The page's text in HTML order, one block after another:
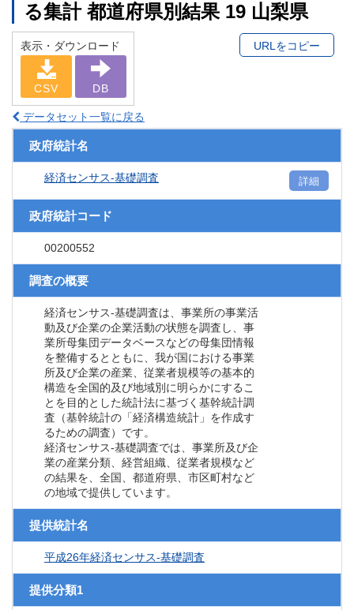
る集計 都道府県別結果 19 山梨県
表示・ダウンロード
CSV DB
URLをコピー
データセット一覧に戻る
政府統計名
経済センサス‐基礎調査 詳細
政府統計コード
00200552
調査の概要
経済センサス‐基礎調査は、事業所の事業活
動及び企業の企業活動の状態を調査し、事
業所母集団データベースなどの母集団情報
を整備するとともに、我が国における事業
所及び企業の産業、従業者規模等の基本的
構造を全国的及び地域別に明らかにするこ
とを目的とした統計法に基づく基幹統計調
査（基幹統計の「経済構造統計」を作成す
るための調査）です。
経済センサス‐基礎調査では、事業所及び企
業の産業分類、経営組織、従業者規模など
の結果を、全国、都道府県、市区町村など
の地域で提供しています。
提供統計名
平成26年経済センサス‐基礎調査
提供分類1